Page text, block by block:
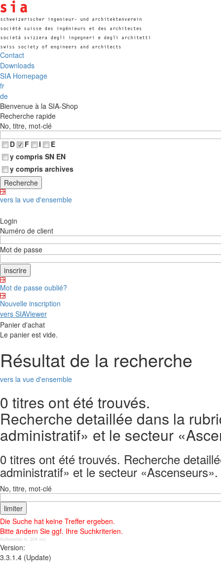
Contact
Downloads
SIA Homepage
fr
de
Bienvenue à la SIA-Shop
Recherche rapide
No, titre, mot-clé
D
F I
E
y compris SN EN
y compris archives
vers la vue d'ensemble
Login
Numéro de client
Mot de passe
Mot de passe oublié?
Nouvelle inscription
vers SIAViewer
Panier d'achat
Le panier est vide.
Résultat de la recherche
vers la vue d'ensemble
0 titres ont été trouvés.
Recherche detaillée dans la
administratif» et le secteur
0 titres ont été trouvés. Recherche
administratif» et le secteur «Ascenseurs».
No, titre, mot-clé
Die Suche hat keine Treffer ergeben.
Bitte ändern Sie ggf. Ihre Suchkriterien.
Aufbereitet in: 204 ms;
Version:
3.3.1.4 (Update)